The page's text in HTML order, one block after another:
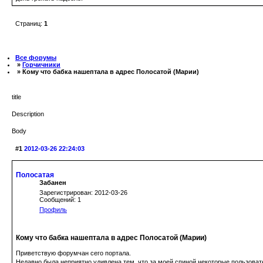
Страниц: 1
Все форумы
» Горчичники
» Кому что бабка нашептала в адрес Полосатой (Марии)
title
Description
Body
#1 2012-03-26 22:24:03
Полосатая
Забанен
Зарегистрирован: 2012-03-26
Сообщений: 1
Профиль
Кому что бабка нашептала в адрес Полосатой (Марии)
Приветствую форумчан сего портала.